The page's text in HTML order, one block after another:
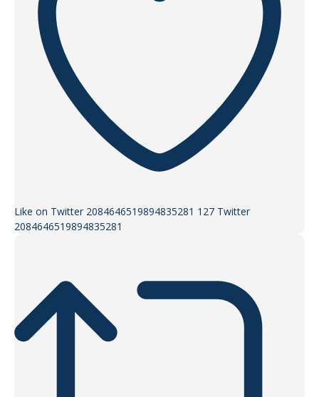
Like on Twitter 2084646519894835281 127 Twitter
2084646519894835281